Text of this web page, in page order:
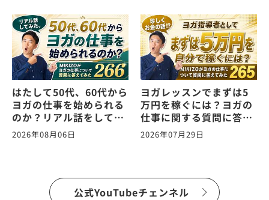
はたして50代、60代から
ヨガの仕事を始められる
のか？リアル話をしてみ
た。ヨガの仕事に関する
質問に答えます！
2026年08月06日
ヨガレッスンでまずは5
万円を稼ぐには？ヨガの
仕事に関する質問に答え
ます！vol.265
2026年07月29日
公式YouTubeチェンネル